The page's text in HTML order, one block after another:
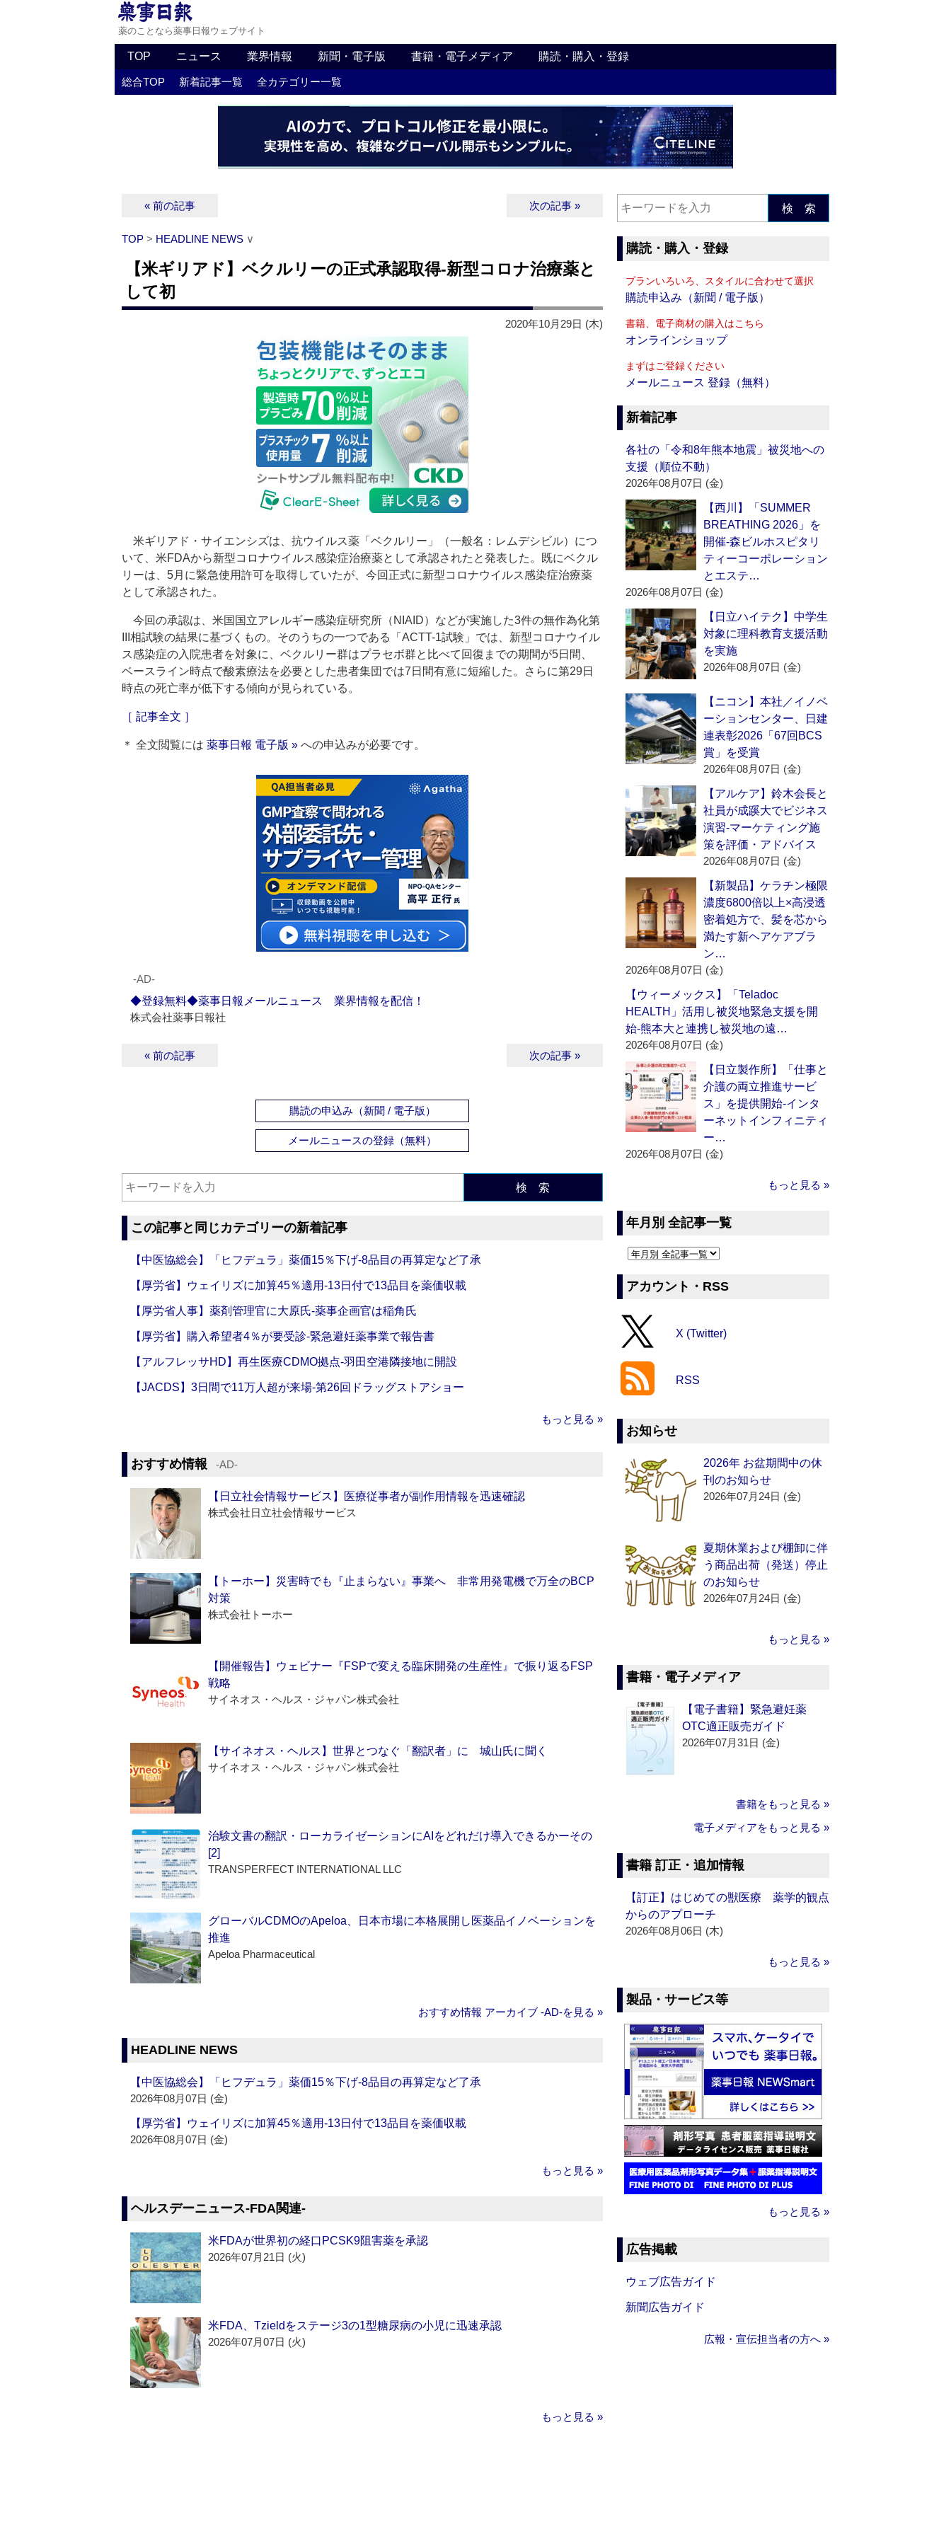
薬のことなら薬事日報ウェブサイト
TOP ニュース 業界情報 新聞・電子版 書籍・電子メディア 購読・購入・登録
総合TOP 新着記事一覧 全カテゴリー一覧
« 前の記事 次の記事 »
TOP > HEADLINE NEWS ∨
【米ギリアド】ベクルリーの正式承認取得‐新型コロナ治療薬と
して初
2020年10月29日 (木)
米ギリアド・サイエンシズは、抗ウイルス薬「ベクルリー」（一般名：レムデシビル）につ
いて、米FDAから新型コロナウイルス感染症治療薬として承認されたと発表した。既にベクル
リーは、5月に緊急使用許可を取得していたが、今回正式に新型コロナウイルス感染症治療薬
として承認された。
今回の承認は、米国国立アレルギー感染症研究所（NIAID）などが実施した3件の無作為化第
III相試験の結果に基づくもの。そのうちの一つである「ACTT-1試験」では、新型コロナウイル
ス感染症の入院患者を対象に、ベクルリー群はプラセボ群と比べて回復までの期間が5日間、
ベースライン時点で酸素療法を必要とした患者集団では7日間有意に短縮した。さらに第29日
時点の死亡率が低下する傾向が見られている。
［ 記事全文 ］
＊ 全文閲覧には 薬事日報 電子版 » への申込みが必要です。
‐AD‐
◆登録無料◆薬事日報メールニュース 業界情報を配信！
株式会社薬事日報社
« 前の記事 次の記事 »
購読の申込み（新聞 / 電子版）
メールニュースの登録（無料）
検 索
この記事と同じカテゴリーの新着記事
【中医協総会】「ヒフデュラ」薬価15％下げ‐8品目の再算定など了承
【厚労省】ウェイリズに加算45％適用‐13日付で13品目を薬価収載
【厚労省人事】薬剤管理官に大原氏‐薬事企画官は稲角氏
【厚労省】購入希望者4％が要受診‐緊急避妊薬事業で報告書
【アルフレッサHD】再生医療CDMO拠点‐羽田空港隣接地に開設
【JACDS】3日間で11万人超が来場‐第26回ドラッグストアショー
もっと見る »
おすすめ情報 ‐AD‐
【日立社会情報サービス】医療従事者が副作用情報を迅速確認
株式会社日立社会情報サービス
【トーホー】災害時でも『止まらない』事業へ 非常用発電機で万全のBCP
対策
株式会社トーホー
【開催報告】ウェビナー『FSPで変える臨床開発の生産性』で振り返るFSP
戦略
サイネオス・ヘルス・ジャパン株式会社
【サイネオス・ヘルス】世界とつなぐ「翻訳者」に 城山氏に聞く
サイネオス・ヘルス・ジャパン株式会社
治験文書の翻訳・ローカライゼーションにAIをどれだけ導入できるかーその
[2]
TRANSPERFECT INTERNATIONAL LLC
グローバルCDMOのApeloa、日本市場に本格展開し医薬品イノベーションを
推進
Apeloa Pharmaceutical
おすすめ情報 アーカイブ ‐AD‐を見る »
HEADLINE NEWS
【中医協総会】「ヒフデュラ」薬価15％下げ‐8品目の再算定など了承
2026年08月07日 (金)
【厚労省】ウェイリズに加算45％適用‐13日付で13品目を薬価収載
2026年08月07日 (金)
もっと見る »
ヘルスデーニュース‐FDA関連‐
米FDAが世界初の経口PCSK9阻害薬を承認
2026年07月21日 (火)
米FDA、Tzieldをステージ3の1型糖尿病の小児に迅速承認
2026年07月07日 (火)
もっと見る »
検 索
購読・購入・登録
プランいろいろ、スタイルに合わせて選択
購読申込み（新聞 / 電子版）
書籍、電子商材の購入はこちら
オンラインショップ
まずはご登録ください
メールニュース 登録（無料）
新着記事
各社の「令和8年熊本地震」被災地への
支援（順位不動）
2026年08月07日 (金)
【西川】「SUMMER
BREATHING 2026」を
開催‐森ビルホスピタリ
ティーコーポレーション
とエステ…
2026年08月07日 (金)
【日立ハイテク】中学生
対象に理科教育支援活動
を実施
2026年08月07日 (金)
【ニコン】本社／イノベ
ーションセンター、日建
連表彰2026「67回BCS
賞」を受賞
2026年08月07日 (金)
【アルケア】鈴木会長と
社員が成蹊大でビジネス
演習‐マーケティング施
策を評価・アドバイス
2026年08月07日 (金)
【新製品】ケラチン極限
濃度6800倍以上×高浸透
密着処方で、髪を芯から
満たす新ヘアケアブラ
ン…
2026年08月07日 (金)
【ウィーメックス】「Teladoc
HEALTH」活用し被災地緊急支援を開
始‐熊本大と連携し被災地の遠…
2026年08月07日 (金)
【日立製作所】「仕事と
介護の両立推進サービ
ス」を提供開始‐インタ
ーネットインフィニティ
ー…
2026年08月07日 (金)
もっと見る »
年月別 全記事一覧
アカウント・RSS
X (Twitter)
RSS
お知らせ
2026年 お盆期間中の休
刊のお知らせ
2026年07月24日 (金)
夏期休業および棚卸に伴
う商品出荷（発送）停止
のお知らせ
2026年07月24日 (金)
もっと見る »
書籍・電子メディア
【電子書籍】緊急避妊薬
OTC適正販売ガイド
2026年07月31日 (金)
書籍をもっと見る »
電子メディアをもっと見る »
書籍 訂正・追加情報
【訂正】はじめての獣医療 薬学的観点
からのアプローチ
2026年08月06日 (木)
もっと見る »
製品・サービス等
もっと見る »
広告掲載
ウェブ広告ガイド
新聞広告ガイド
広報・宣伝担当者の方へ »